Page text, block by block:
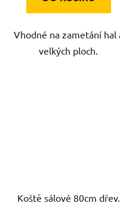
Vhodné na zametání hal
velkých ploch.
Koště sálové 80cm dřev.